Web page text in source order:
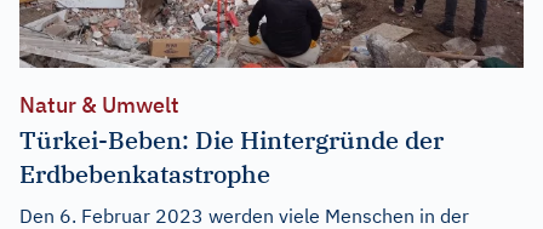
Natur & Umwelt
Türkei-Beben: Die Hintergründe der
Erdbebenkatastrophe
Den 6. Februar 2023 werden viele Menschen in der